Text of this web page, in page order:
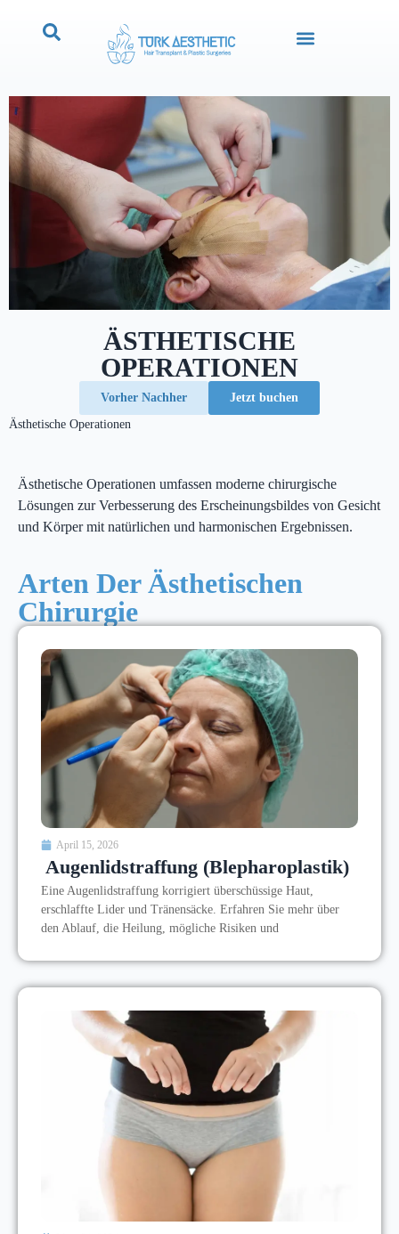
ÄSTHETISCHE
OPERATIONEN
Vorher Nachher
Jetzt buchen
Ästhetische Operationen
Ästhetische Operationen umfassen moderne chirurgische
Lösungen zur Verbesserung des Erscheinungsbildes von Gesicht
und Körper mit natürlichen und harmonischen Ergebnissen.
Arten Der Ästhetischen
Chirurgie
April 15, 2026
Augenlidstraffung (Blepharoplastik)
Eine Augenlidstraffung korrigiert überschüssige Haut,
erschlaffte Lider und Tränensäcke. Erfahren Sie mehr über
den Ablauf, die Heilung, mögliche Risiken und